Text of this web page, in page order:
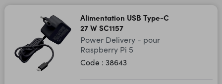
Alimentation USB Type-C
27 W SC1157
Power Delivery - pour
Raspberry Pi 5
Code : 38643